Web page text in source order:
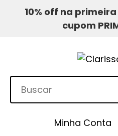
10% off na
cupom
Minha Conta